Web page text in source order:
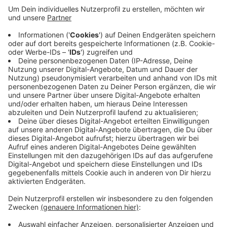
Anzeige
Der Ascheberger Bürgerbusverein hat heute den 150
000. Fahrgast begrüßt. Maria Merschieve (auf dem
Foto mit Blumenstrauß) ist an der Appelhofstraße
eingestiegen. Ihr Mann ist früher selbst Bürgerbus
gefahren. Der Verein hat Maria Merschieve zusammen
mit drei weiteren Fahrgästen geehrt. Seit gut 15
Jahren tourt der Ascheberger Bürgerbus zwischen den
Ortsteilen und dem Capeller Bahnhof.
Anzeige